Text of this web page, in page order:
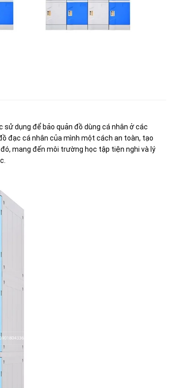
dụng để bảo quản đồ dùng cá nhân ở các
đạc cá nhân của mình một cách an toàn, tạo
mang đến môi trường học tập tiện nghi và lý